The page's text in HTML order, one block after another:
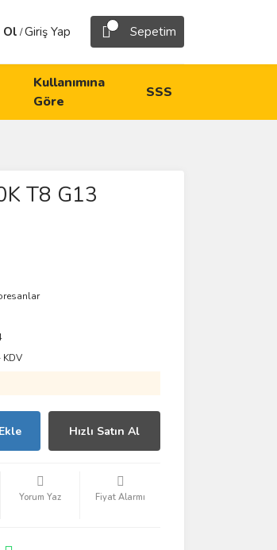
Ol /Giriş Yap Sepetim
Kullanımına
Göre
SSS
T8 G13
KDV
Hızlı Satın Al
Yorum Yaz Fiyat Alarmı